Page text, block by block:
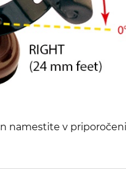
namestite v priporočeni